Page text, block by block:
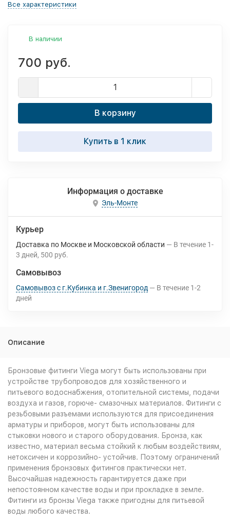
Все характеристики
В наличии
700 руб.
В корзину
Купить в 1 клик
Информация о доставке
Эль-Монте
Курьер
Доставка по Москве и Московской области В течение 1-
3 дней 500 руб.
Самовывоз
Самовывоз с г.Кубинка и г.Звенигород В течение 1-2
дней
Описание
Бронзовые фитинги Viega могут быть использованы при
устройстве трубопроводов для хозяйственного и
питьевого водоснабжения, отопительной системы, подачи
воздуха и газов, горюче- смазочных материалов. Фитинги с
резьбовыми разъемами используются для присоединения
арматуры и приборов, могут быть использованы для
стыковки нового и старого оборудования. Бронза, как
известно, материал весьма стойкий к любым воздействиям,
нетоксичен и коррозийно- устойчив. Поэтому ограничений
применения бронзовых фитингов практически нет.
Высочайшая надежность гарантируется даже при
непостоянном качестве воды и при прокладке в земле.
Фитинги из бронзы Viega также пригодны для питьевой
воды любого качества.